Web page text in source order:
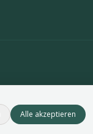
Alle akzeptieren